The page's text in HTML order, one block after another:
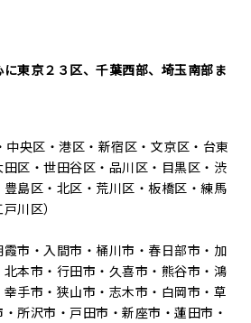
東京２３区、千葉西部、埼玉南部ま
央区・港区・新宿区・文京区・台東
区・世田谷区・品川区・目黒区・渋
島区・北区・荒川区・板橋区・練馬
川区）
市・入間市・桶川市・春日部市・加
本市・行田市・久喜市・熊谷市・鴻
手市・狭山市・志木市・白岡市・草
所沢市・戸田市・新座市・蓮田市・